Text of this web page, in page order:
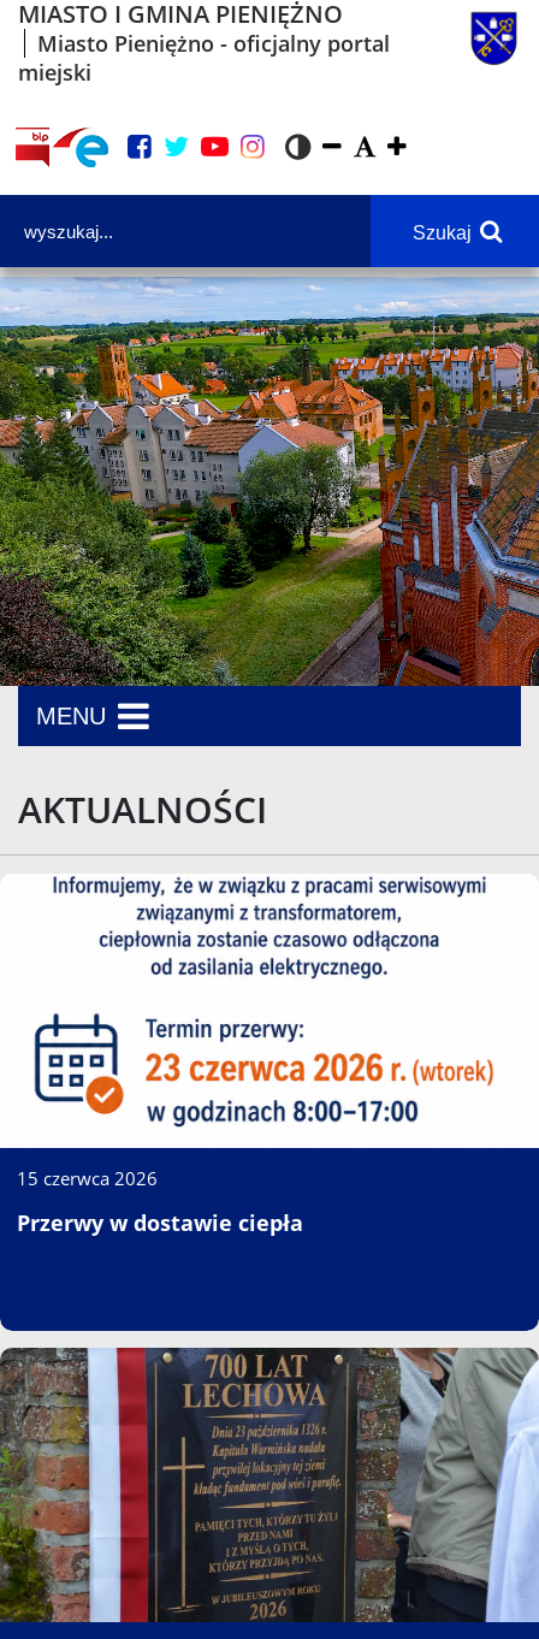
MIASTO I GMINA PIENIĘŻNO
Miasto Pieniężno - oficjalny portal
miejski
Szukaj
MENU
AKTUALNOŚCI
15 czerwca 2026
Przerwy w dostawie ciepła